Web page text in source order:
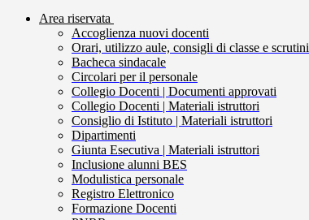
Area riservata
Accoglienza nuovi docenti
Orari, utilizzo aule, consigli di classe e scrutini
Bacheca sindacale
Circolari per il personale
Collegio Docenti | Documenti approvati
Collegio Docenti | Materiali istruttori
Consiglio di Istituto | Materiali istruttori
Dipartimenti
Giunta Esecutiva | Materiali istruttori
Inclusione alunni BES
Modulistica personale
Registro Elettronico
Formazione Docenti